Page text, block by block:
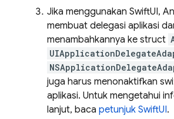
Jika menggunakan SwiftUI,
membuat delegasi aplikasi
menambahkannya ke struct
juga harus menonaktifkan
aplikasi. Untuk mengetahui
lanjut, baca petunjuk SwiftUI.